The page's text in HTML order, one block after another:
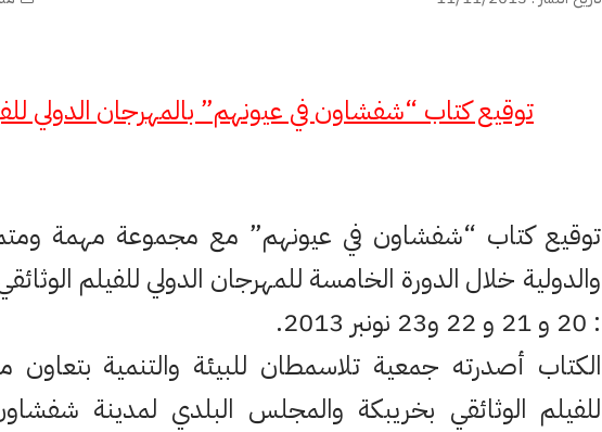
توقيع كتاب “شفشاون في عيونهم” بالمهرجان الدولي
توقيع كتاب “شفشاون في عيونهم” مع مجموعة مهمة
والدولية خلال الدورة الخامسة للمهرجان الدولي للفيلم
: 20 و 21 و 22 و23 نونبر 2013.
الكتاب أصدرته جمعية تلاسمطان للبيئة والتنمية بتعاون
للفيلم الوثائقي بخريبكة والمجلس البلدي لمدينة